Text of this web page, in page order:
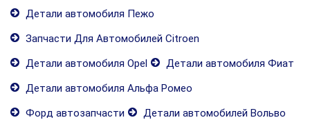
Детали автомобиля Пежо
Запчасти Для Автомобилей Citroen
Детали автомобиля Opel
Детали автомобиля Фиат
Детали автомобиля Альфа Ромео
Форд автозапчасти
Детали автомобилей Вольво